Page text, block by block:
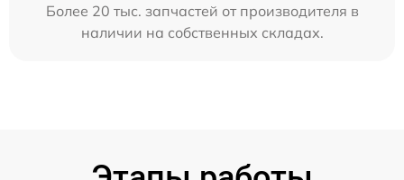
Более 20 тыс. запчастей от производителя в
наличии на собственных складах.